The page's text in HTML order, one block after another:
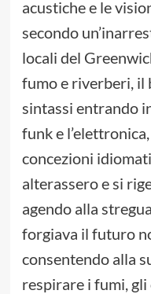
acustiche e le
secondo
locali del
fumo e riverberi, il
sintassi entrando
funk e
concezioni
alterassero e si
agendo alla
forgiava il futuro
consentendo alla
respirare i fumi,